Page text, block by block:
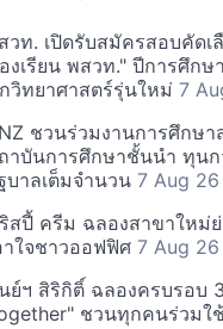
วท. เปิดรับสมัครสอบคัด
งเรียน พสวท." ปีการศึก
วิทยาศาสตร์รุ่นใหม่ 7
ชวนร่วมงานการศึกษ
าบันการศึกษาชั้นนำ ทุน
บาลเต็มจำนวน 7 Aug 26
สปี้ ครีม ฉลองสาขาใหม่
าใจชาวออฟฟิศ 7 Aug 26
ย์ฯ สิริกิติ์ ฉลองครบรอบ
ชวนทุกคนร่วม